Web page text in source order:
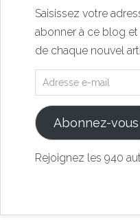
Saisissez votre
abonner à ce blog
de chaque nouvel
Abonnez-vous
Rejoignez les 940